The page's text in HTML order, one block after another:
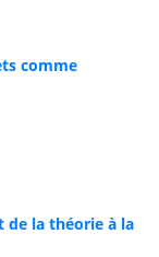
comme
de la théorie à la